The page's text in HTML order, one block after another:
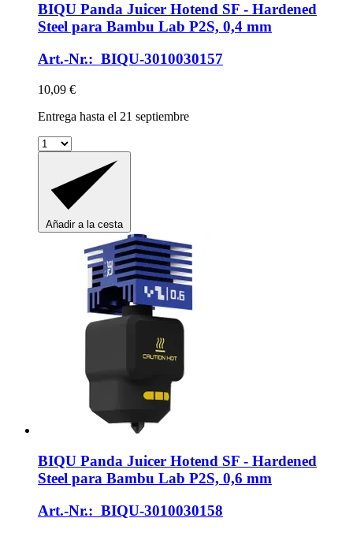
BIQU Panda Juicer Hotend SF -​ Hardened
Steel para Bambu Lab P2S, 0,4 mm
Art.-Nr.: BIQU-3010030157
10,09 €
Entrega hasta el 21 septiembre
Añadir a la cesta
BIQU Panda Juicer Hotend SF -​ Hardened
Steel para Bambu Lab P2S, 0,6 mm
Art.-Nr.: BIQU-3010030158